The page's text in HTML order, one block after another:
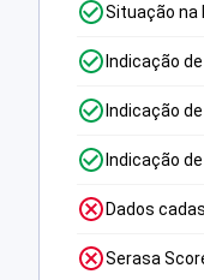
Situação na
Indicação
Indicação
Indicação
Dados
Serasa